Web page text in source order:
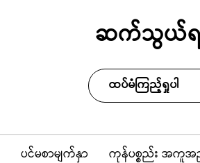
ဆက်သွယ်ရ
ထပ်မံကြည့်ရှုပါ
ပင်မစာမျက်နှာ
ကုန်ပစ္စည်း အကူအ